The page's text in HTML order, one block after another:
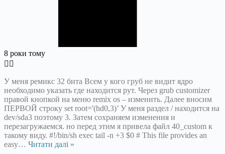
8 роки тому
У меня ремикс 32 бита Всем у кого груб не видит ядро
необходимо указать где находится рут. Через grub customizer
правой кнопкой на меню remix os – изменить. Далее вносим
ПЕРВОЙ строку set root='(hd0,3)’ У меня раздел / находится на
dev/sda3 поэтому 3. Затем сохраняем изменения и
перезагружаемся. но перед этим я привела файл 40_custom к
такому виду. #!/bin/sh exec tail -n +3 $0 # This file provides an
easy… Читати далі »